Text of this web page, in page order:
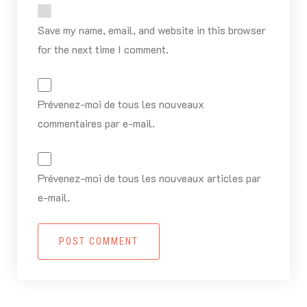
Save my name, email, and website in this browser
for the next time I comment.
Prévenez-moi de tous les nouveaux
commentaires par e-mail.
Prévenez-moi de tous les nouveaux articles par
e-mail.
POST COMMENT